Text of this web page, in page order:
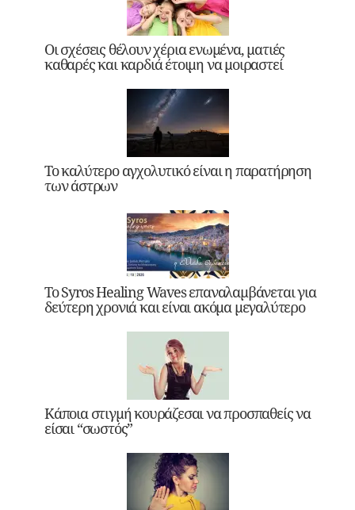
Οι σχέσεις θέλουν χέρια ενωμένα, ματιές
καθαρές και καρδιά έτοιμη να μοιραστεί
Το καλύτερο αγχολυτικό είναι η παρατήρηση
των άστρων
Το Syros Healing Waves επαναλαμβάνεται για
δεύτερη χρονιά και είναι ακόμα μεγαλύτερο
Κάποια στιγμή κουράζεσαι να προσπαθείς να
είσαι “σωστός”